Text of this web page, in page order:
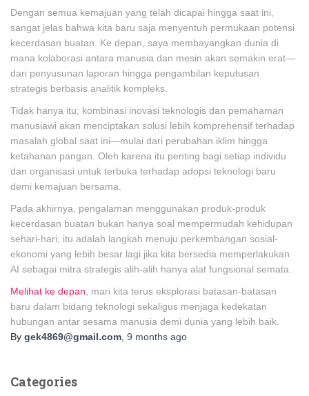
Dengan semua kemajuan yang telah dicapai hingga saat ini,
sangat jelas bahwa kita baru saja menyentuh permukaan potensi
kecerdasan buatan. Ke depan, saya membayangkan dunia di
mana kolaborasi antara manusia dan mesin akan semakin erat—
dari penyusunan laporan hingga pengambilan keputusan
strategis berbasis analitik kompleks.
Tidak hanya itu; kombinasi inovasi teknologis dan pemahaman
manusiawi akan menciptakan solusi lebih komprehensif terhadap
masalah global saat ini—mulai dari perubahan iklim hingga
ketahanan pangan. Oleh karena itu penting bagi setiap individu
dan organisasi untuk terbuka terhadap adopsi teknologi baru
demi kemajuan bersama.
Pada akhirnya, pengalaman menggunakan produk-produk
kecerdasan buatan bukan hanya soal mempermudah kehidupan
sehari-hari; itu adalah langkah menuju perkembangan sosial-
ekonomi yang lebih besar lagi jika kita bersedia memperlakukan
AI sebagai mitra strategis alih-alih hanya alat fungsional semata.
Melihat ke depan , mari kita terus eksplorasi batasan-batasan
baru dalam bidang teknologi sekaligus menjaga kedekatan
hubungan antar sesama manusia demi dunia yang lebih baik.
By gek4869@gmail.com 9 months ago
Categories